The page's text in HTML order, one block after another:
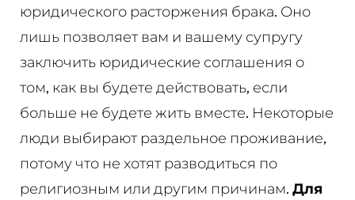
юридического расторжения брака. Оно
лишь позволяет вам и вашему супругу
заключить юридические соглашения о
том, как вы будете действовать, если
больше не будете жить вместе. Некоторые
люди выбирают раздельное проживание,
потому что не хотят разводиться по
религиозным или другим причинам. Для